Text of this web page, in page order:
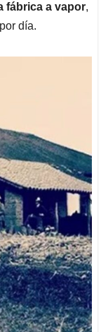
fábrica a vapor,
día.